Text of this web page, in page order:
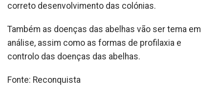
correto desenvolvimento das colónias.
Também as doenças das abelhas vão ser tema em
análise, assim como as formas de profilaxia e
controlo das doenças das abelhas.
Fonte: Reconquista